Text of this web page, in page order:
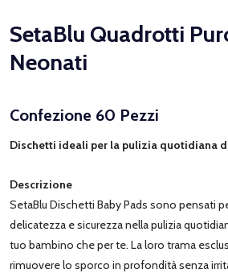
SetaBlu Quadrotti
Neonati
Confezione 60 Pezzi
Dischetti ideali per la pulizia quotidiana
Descrizione
SetaBlu Dischetti Baby Pads sono pensati
delicatezza e sicurezza nella pulizia
tuo bambino che per te. La loro trama
rimuovere lo sporco in profondità senza